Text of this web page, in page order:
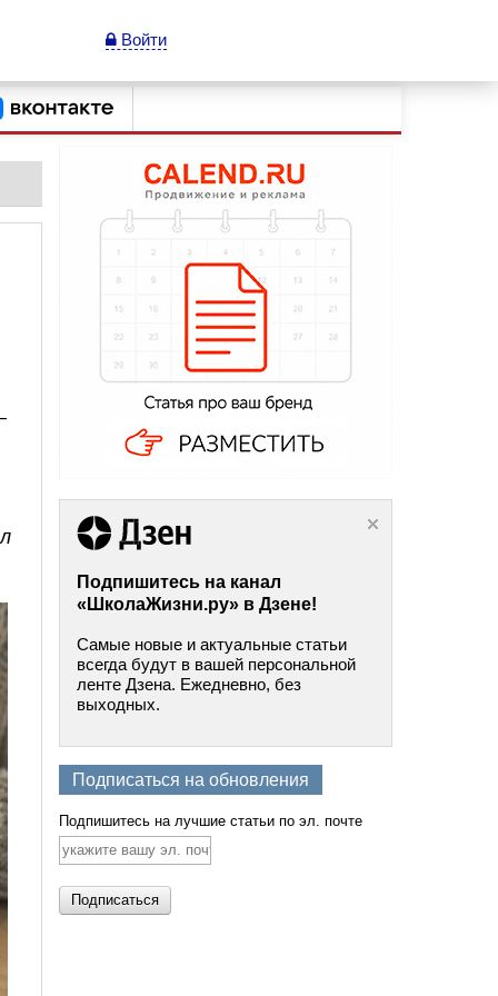
Войти
Подпишитесь на канал
«ШколаЖизни.ру» в Дзене!
Самые новые и актуальные статьи
всегда будут в вашей персональной
ленте Дзена. Ежедневно, без
выходных.
Подписаться на обновления
Подпишитесь на лучшие статьи по эл. почте